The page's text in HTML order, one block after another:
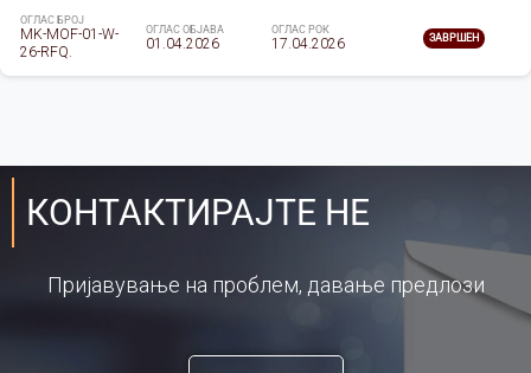
ОГЛАС БРОЈ
MK-MOF-01-W-
26-RFQ.
ОГЛАС ОБЈАВА
01.04.2026
ОГЛАС РОК
17.04.2026 ЗАВРШЕН
КОНТАКТИРАЈТЕ НЕ
Пријавување на проблем, давање предлози